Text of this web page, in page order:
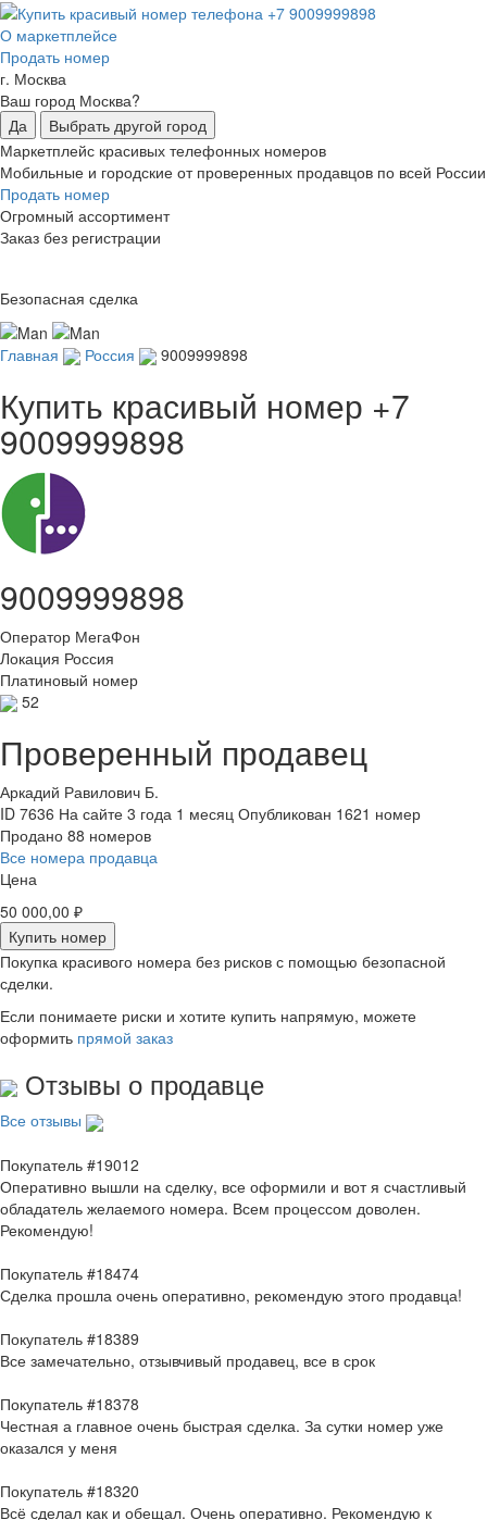
О маркетплейсе
Продать номер
г. Москва
Ваш город Москва?
Да
Выбрать другой город
Маркетплейс красивых телефонных номеров
Мобильные и городские от проверенных продавцов по всей России
Продать номер
Огромный ассортимент
Заказ без регистрации
Безопасная сделка
Главная Россия 9009999898
Купить красивый номер +7
9009999898
9009999898
Оператор МегаФон
Локация Россия
Платиновый номер
52
Проверенный продавец
Аркадий Равилович Б.
ID 7636 На сайте 3 года 1 месяц Опубликован 1621 номер
Продано 88 номеров
Все номера продавца
Цена
50 000,00 ₽
Купить номер
Покупка красивого номера без рисков с помощью безопасной
сделки.
Если понимаете риски и хотите купить напрямую, можете
оформить прямой заказ
Отзывы о продавце
Все отзывы
Покупатель #19012
Оперативно вышли на сделку, все оформили и вот я счастливый
обладатель желаемого номера. Всем процессом доволен.
Рекомендую!
Покупатель #18474
Сделка прошла очень оперативно, рекомендую этого продавца!
Покупатель #18389
Все замечательно, отзывчивый продавец, все в срок
Покупатель #18378
Честная а главное очень быстрая сделка. За сутки номер уже
оказался у меня
Покупатель #18320
Всё сделал как и обещал. Очень оперативно. Рекомендую к